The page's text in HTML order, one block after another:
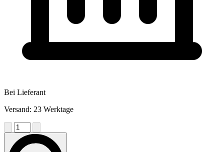
Bei Lieferant
Versand: 23 Werktage